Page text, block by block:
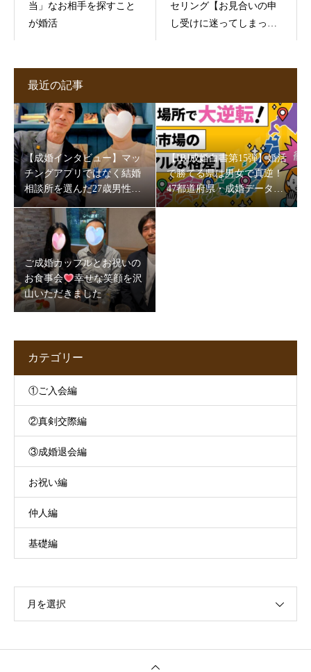
当」なお相手を探すこと
が婚活
セリング【お見合いの申
し受けに迷ってしまった
最近の記事
【成婚インタビュー】マッ
チングアプリではなく結婚
相談所を選んだ27歳男性。
5か月半で成婚できた理由
とは
【IBJ成婚白書第15弾】婚活
で勝てる県は男女で真逆！
47都道府県・成婚データが
映す“地域の素顔”
ご成婚カップルとお祝いの
お食事会
幸せな笑顔を沢
山いただきました
カテゴリー
①ご入会編
②真剣交際編
③成婚退会編
お祝い編
仲人編
基礎編
月を選択